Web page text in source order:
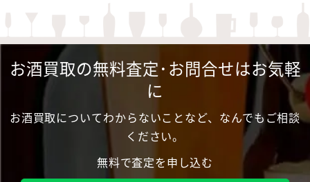
お酒買取の無料査定･お問合せはお気軽
に
お酒買取についてわからないことなど、なんでもご相談
ください。
無料で査定を申し込む